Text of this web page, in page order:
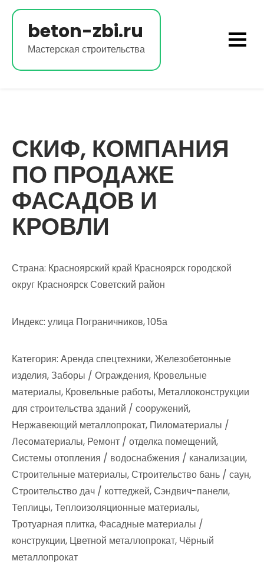
Перейти
содержимомуbeton-zbi.ru
Мастерская строительства
СКИФ, КОМПАНИЯ
ПО ПРОДАЖЕ
ФАСАДОВ И
КРОВЛИ
Страна: Красноярский край Красноярск городской
округ Красноярск Советский район
Индекс: улица Пограничников, 105а
Категория: Аренда спецтехники, Железобетонные
изделия, Заборы / Ограждения, Кровельные
материалы, Кровельные работы, Металлоконструкции
для строительства зданий / сооружений,
Нержавеющий металлопрокат, Пиломатериалы /
Лесоматериалы, Ремонт / отделка помещений,
Системы отопления / водоснабжения / канализации,
Строительные материалы, Строительство бань / саун,
Строительство дач / коттеджей, Сэндвич-панели,
Теплицы, Теплоизоляционные материалы,
Тротуарная плитка, Фасадные материалы /
конструкции, Цветной металлопрокат, Чёрный
металлопрокат